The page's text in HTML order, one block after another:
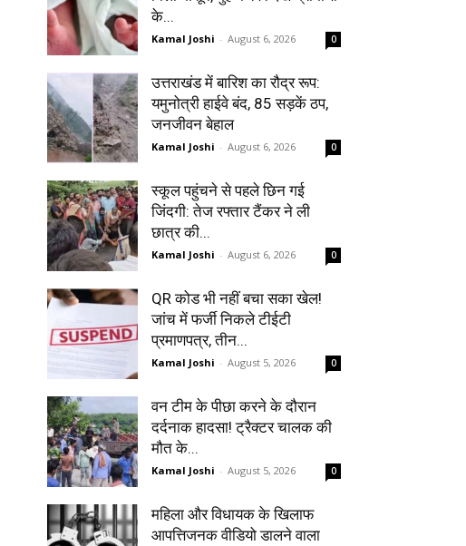
के...
Kamal Joshi - August 6, 2026 0
उत्तराखंड में बारिश का रौद्र रूप:
यमुनोत्री हाईवे बंद, 85 सड़कें ठप,
जनजीवन बेहाल
Kamal Joshi - August 6, 2026 0
स्कूल पहुंचने से पहले छिन गई
जिंदगी: तेज रफ्तार टैंकर ने ली
छात्र की...
Kamal Joshi - August 6, 2026 0
QR कोड भी नहीं बचा सका खेल!
जांच में फर्जी निकले टीईटी
प्रमाणपत्र, तीन...
Kamal Joshi - August 5, 2026 0
वन टीम के पीछा करने के दौरान
दर्दनाक हादसा! ट्रैक्टर चालक की
मौत के...
Kamal Joshi - August 5, 2026 0
महिला और विधायक के खिलाफ
आपत्तिजनक वीडियो डालने वाला